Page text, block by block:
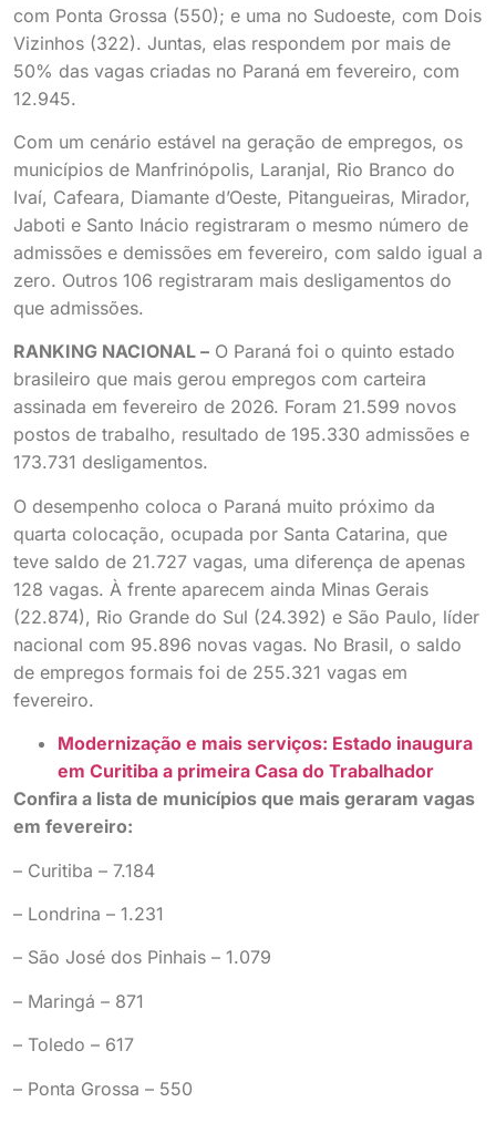
com Ponta Grossa (550); e uma no Sudoeste, com Dois
Vizinhos (322). Juntas, elas respondem por mais de
50% das vagas criadas no Paraná em fevereiro, com
12.945.
Com um cenário estável na geração de empregos, os
municípios de Manfrinópolis, Laranjal, Rio Branco do
Ivaí, Cafeara, Diamante d’Oeste, Pitangueiras, Mirador,
Jaboti e Santo Inácio registraram o mesmo número de
admissões e demissões em fevereiro, com saldo igual a
zero. Outros 106 registraram mais desligamentos do
que admissões.
RANKING NACIONAL – O Paraná foi o quinto estado
brasileiro que mais gerou empregos com carteira
assinada em fevereiro de 2026. Foram 21.599 novos
postos de trabalho, resultado de 195.330 admissões e
173.731 desligamentos.
O desempenho coloca o Paraná muito próximo da
quarta colocação, ocupada por Santa Catarina, que
teve saldo de 21.727 vagas, uma diferença de apenas
128 vagas. À frente aparecem ainda Minas Gerais
(22.874), Rio Grande do Sul (24.392) e São Paulo, líder
nacional com 95.896 novas vagas. No Brasil, o saldo
de empregos formais foi de 255.321 vagas em
fevereiro.
Modernização e mais serviços: Estado inaugura
em Curitiba a primeira Casa do Trabalhador
Confira a lista de municípios que mais geraram vagas
em fevereiro:
– Curitiba – 7.184
– Londrina – 1.231
– São José dos Pinhais – 1.079
– Maringá – 871
– Toledo – 617
– Ponta Grossa – 550